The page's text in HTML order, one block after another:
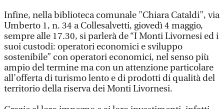
Infine, nella biblioteca comunale "Chiara Cataldi", via
Umberto 1, n. 34 a Collesalvetti, giovedì 4 maggio,
sempre alle 17.30, si parlerà de “I Monti Livornesi ed i
suoi custodi: operatori economici e sviluppo
sostenibile” con operatori economici, nel senso più
ampio del termine ma con un attenzione particolare
all’offerta di turismo lento e di prodotti di qualità del
territorio della riserva dei Monti Livornesi.